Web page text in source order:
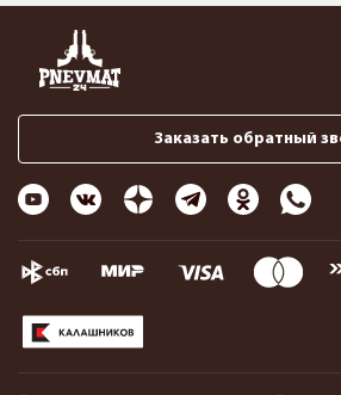
Заказать обратный